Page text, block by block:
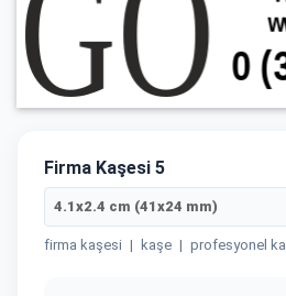
Firma Kaşesi 5
4.1x2.4 cm (41x24 mm)
firma kaşesi | kaşe | profesyonel